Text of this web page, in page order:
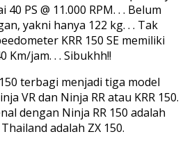
PS @ 11.000 RPM. . . Belum
yakni hanya 122 kg. . . Tak
KRR 150 SE memiliki
Km/jam. . . Sibukhh!!
terbagi menjadi tiga model
VR dan Ninja RR atau KRR 150.
dengan Ninja RR 150 adalah
adalah ZX 150.